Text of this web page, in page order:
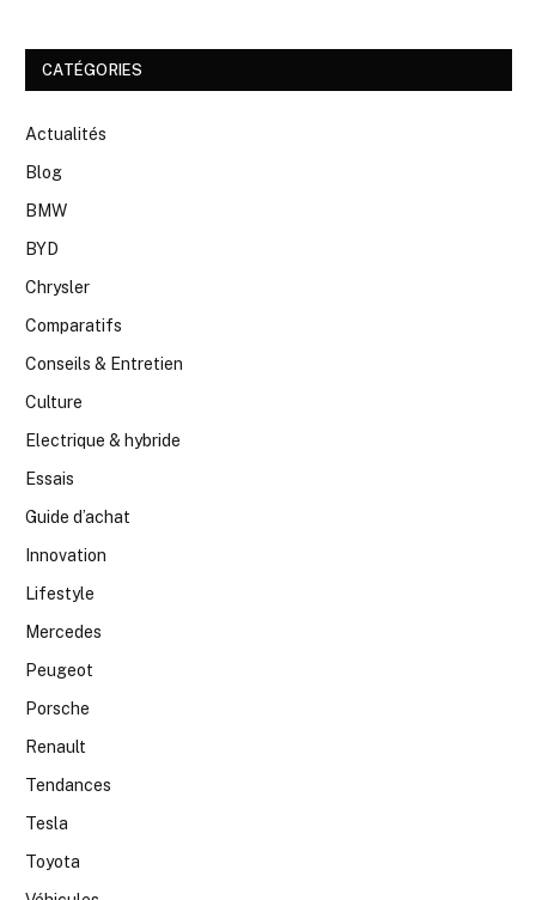
CATÉGORIES
Actualités
Blog
BMW
BYD
Chrysler
Comparatifs
Conseils & Entretien
Culture
Electrique & hybride
Essais
Guide d’achat
Innovation
Lifestyle
Mercedes
Peugeot
Porsche
Renault
Tendances
Tesla
Toyota